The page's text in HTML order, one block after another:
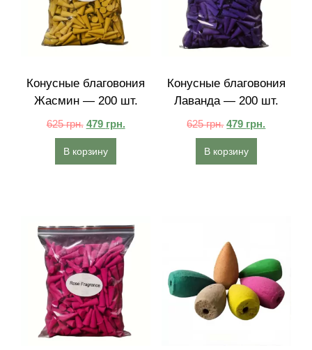
Конусные благовония
Жасмин — 200 шт.
625грн. 479 грн.
В корзину
Конусные благовония
Лаванда — 200 шт.
625грн. 479 грн.
В корзину